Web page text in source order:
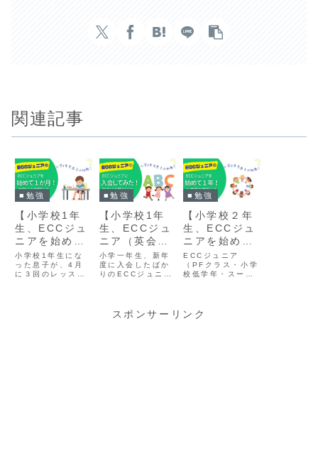
関連記事
■勉強
【小学校1年
生、ECCジュ
ニアを始めて
１ヶ月】レッ
スン内容は？
宿題は？
小学校1年生にな
った息子が、4月
に３回のレッスン
■勉強
【小学校1年
生、ECCジュ
ニア（英会話
教室）入会し
てみた！】料
金は？教材
小学一年生、新年
度に入会したばか
りのECCジュニア
介します。
■勉強
【小学校２年
生、ECCジュ
ニアを始めて
１年】PFクラ
ス１年間の成
果は？
ECCジュニア
（PFクラス・小学
校低学年・スーパ
ちました。全国児
童中学生英語検定
スポンサーリンク